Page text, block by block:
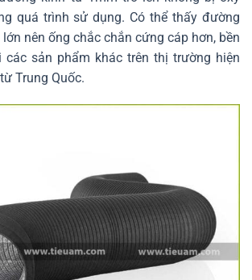
quá trình sử dụng. Có thể thấy đường
nên ống chắc chắn cứng cáp hơn, bền
các sản phẩm khác trên thị trường hiện
Trung Quốc.